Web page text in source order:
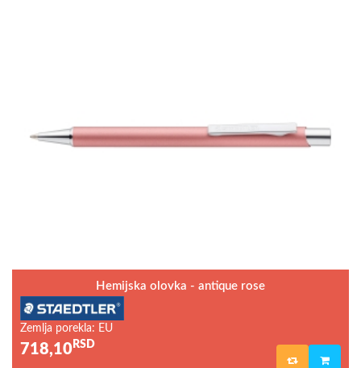
Hemijska olovka - antique rose
Zemlja porekla: EU
718,10 RSD